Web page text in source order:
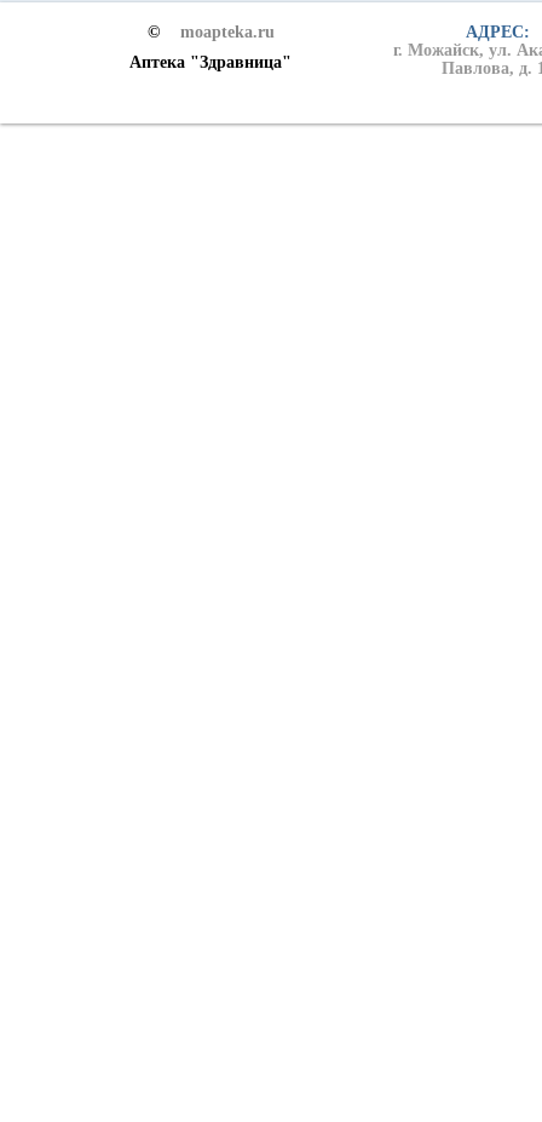
©
moapteka.ru
Аптека "Здравница"
АДРЕС:
г. Можайск, ул.
Павлова, д.